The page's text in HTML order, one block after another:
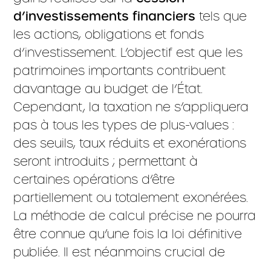
d’investissements financiers tels que
les actions, obligations et fonds
d’investissement. L’objectif est que les
patrimoines importants contribuent
davantage au budget de l’État.
Cependant, la taxation ne s’appliquera
pas à tous les types de plus-values :
des seuils, taux réduits et exonérations
seront introduits ; permettant à
certaines opérations d’être
partiellement ou totalement exonérées.
La méthode de calcul précise ne pourra
être connue qu’une fois la loi définitive
publiée. Il est néanmoins crucial de